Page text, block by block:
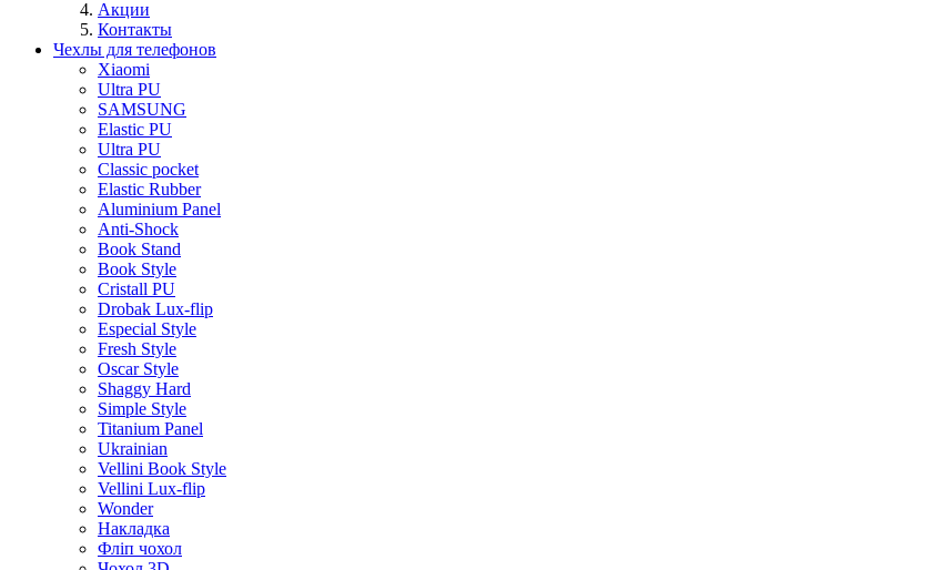
Акции
Контакты
Чехлы для телефонов
Xiaomi
Ultra PU
SAMSUNG
Elastic PU
Ultra PU
Classic pocket
Elastic Rubber
Aluminium Panel
Anti-Shock
Book Stand
Book Style
Cristall PU
Drobak Lux-flip
Especial Style
Fresh Style
Oscar Style
Shaggy Hard
Simple Style
Titanium Panel
Ukrainian
Vellini Book Style
Vellini Lux-flip
Wonder
Накладка
Фліп чохол